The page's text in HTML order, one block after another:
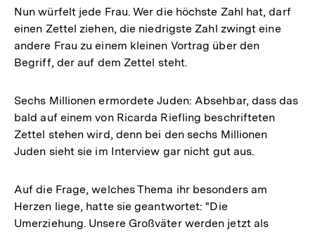
Nun würfelt jede Frau. Wer die höchste Zahl hat, darf
einen Zettel ziehen, die niedrigste Zahl zwingt eine
andere Frau zu einem kleinen Vortrag über den
Begriff, der auf dem Zettel steht.
Sechs Millionen ermordete Juden: Absehbar, dass das
bald auf einem von Ricarda Riefling beschrifteten
Zettel stehen wird, denn bei den sechs Millionen
Juden sieht sie im Interview gar nicht gut aus.
Auf die Frage, welches Thema ihr besonders am
Herzen liege, hatte sie geantwortet: "Die
Umerziehung. Unsere Großväter werden jetzt als